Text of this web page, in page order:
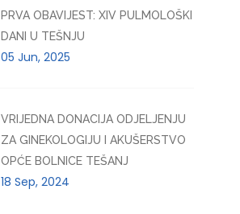
PRVA OBAVIJEST: XIV PULMOLOŠKI
DANI U TEŠNJU
05 Jun, 2025
VRIJEDNA DONACIJA ODJELJENJU
ZA GINEKOLOGIJU I AKUŠERSTVO
OPĆE BOLNICE TEŠANJ
18 Sep, 2024